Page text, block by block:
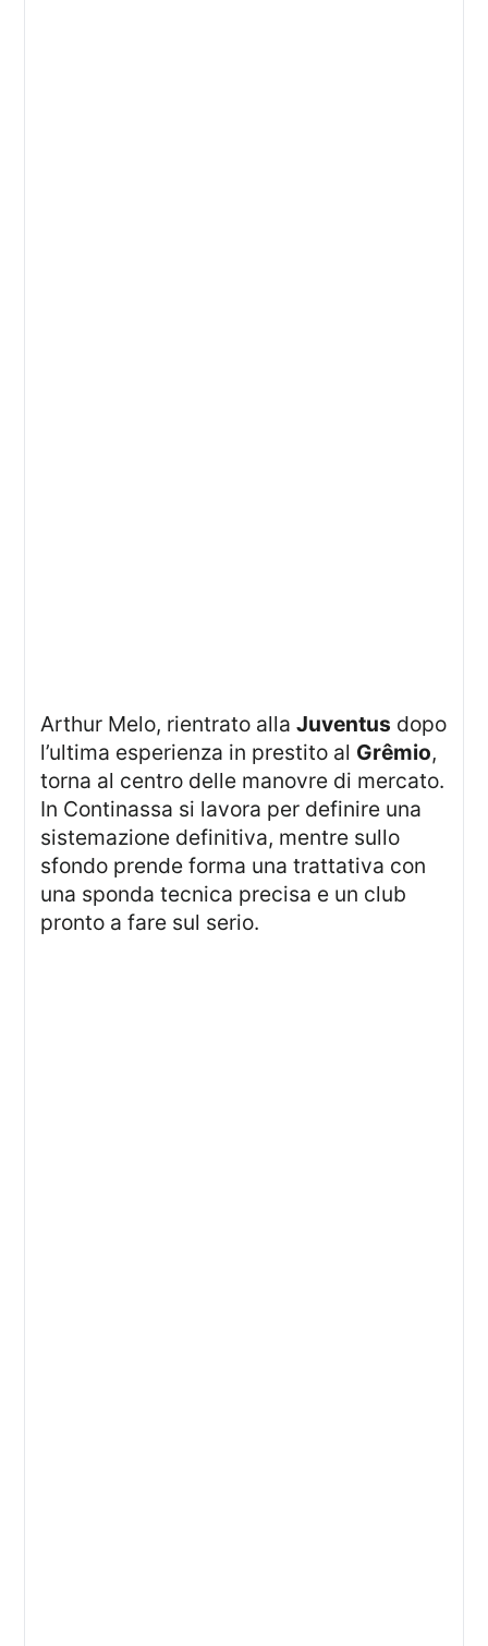
Arthur Melo, rientrato allaJuventus dopo
l’ultima esperienza in prestito al Grêmio,
torna al centro delle manovre di mercato.
In Continassa si lavora per definire una
sistemazione definitiva, mentre sullo
sfondo prende forma una trattativa con
una sponda tecnica precisa e un club
pronto a fare sul serio.